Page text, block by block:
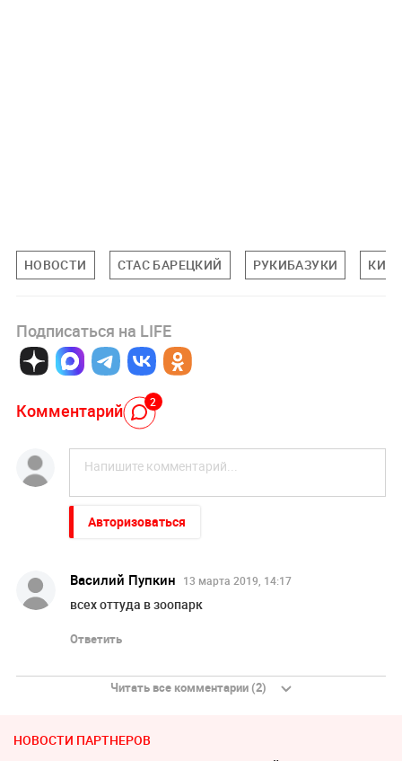
НОВОСТИ СТАС БАРЕЦКИЙ РУКИБАЗУКИ
Подписаться на LIFE
Комментарий 2
Авторизоваться
Василий Пупкин 13 марта 2019, 14:17
всех оттуда в зоопарк
Ответить
Читать все комментарии (2)
НОВОСТИ ПАРТНЕРОВ